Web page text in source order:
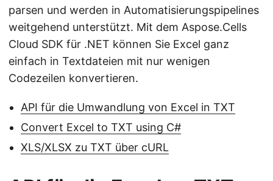
parsen und werden in Automatisierungspipelines
weitgehend unterstützt. Mit dem Aspose.Cells
Cloud SDK für .NET können Sie Excel ganz
einfach in Textdateien mit nur wenigen
Codezeilen konvertieren.
API für die Umwandlung von Excel in TXT
Convert Excel to TXT using C#
XLS/XLSX zu TXT über cURL